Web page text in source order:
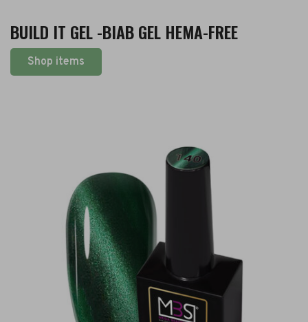
BUILD IT GEL -BIAB GEL HEMA-FREE
Shop items